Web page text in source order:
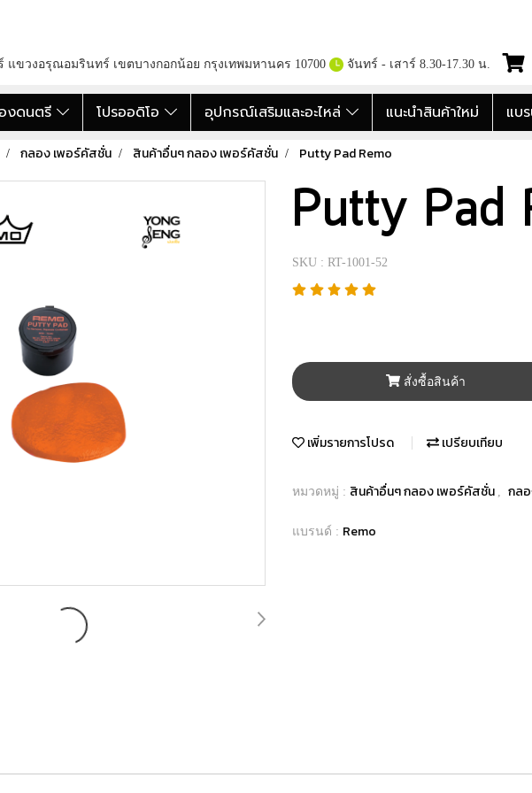
แขวงอรุณอมรินทร์ เขตบางกอกน้อย กรุงเทพมหานคร 10700 จันทร์ - เสาร์ 8.30-17.30 น.
องดนตรี โปรออดิโอ อุปกรณ์เสริมและอะไหล่ แนะนำสินค้าใหม่ แบ
กลอง เพอร์คัสชั่น สินค้าอื่นๆ กลอง เพอร์คัสชั่น Putty Pad Remo
Putty Pad
SKU : RT-1001-52
สั่งซื้อสินค้า
เพิ่มรายการโปรด เปรียบเทียบ
หมวดหมู่ : สินค้าอื่นๆ กลอง เพอร์คัสชั่น กล
แบรนด์ : Remo